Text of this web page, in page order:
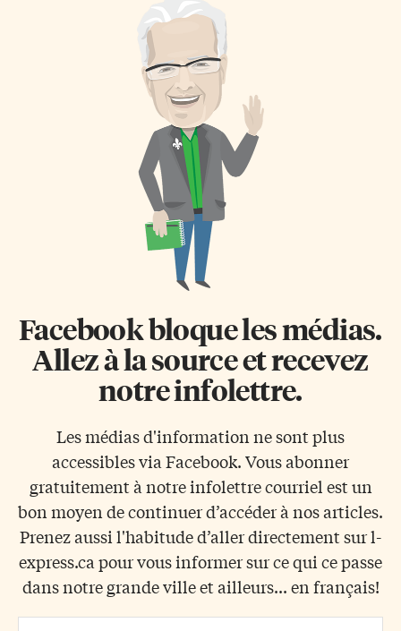
Facebook bloque les médias.
Allez à la source et recevez
notre infolettre.
Les médias d'information ne sont plus
accessibles via Facebook. Vous abonner
gratuitement à notre infolettre courriel est un
bon moyen de continuer d’accéder à nos articles.
Prenez aussi l'habitude d’aller directement sur l-
express.ca pour vous informer sur ce qui ce passe
dans notre grande ville et ailleurs... en français!